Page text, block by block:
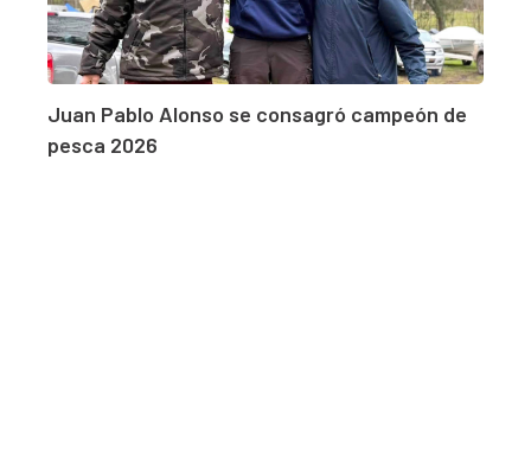
Juan Pablo Alonso se consagró campeón de
pesca 2026